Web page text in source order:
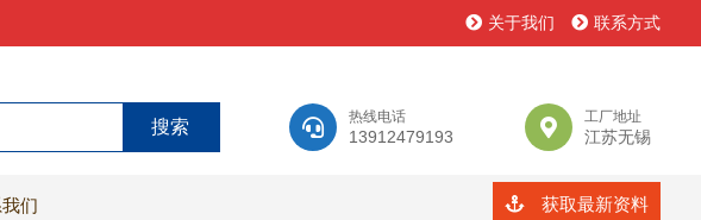
关于我们 联系方式
热线电话
13912479193
工厂地址
江苏无锡
们 获取最新资料